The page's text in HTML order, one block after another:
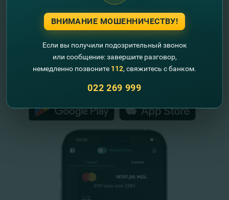
"FinComBank" S.A. является членом
Схемы гарантирования депозитов
Республики Молдова
ВНИМАНИЕ МОШЕННИЧЕСТВУ!
Если вы получили подозрительный звонок
или сообщение: завершите разговор,
немедленно позвоните 112, свяжитесь с банком.
022 269 999